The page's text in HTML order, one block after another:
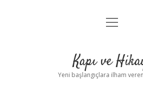
Anasayfa
Yasal Uyarı
menüyü
Kapı ve
Yeni başlangıçlara ilham